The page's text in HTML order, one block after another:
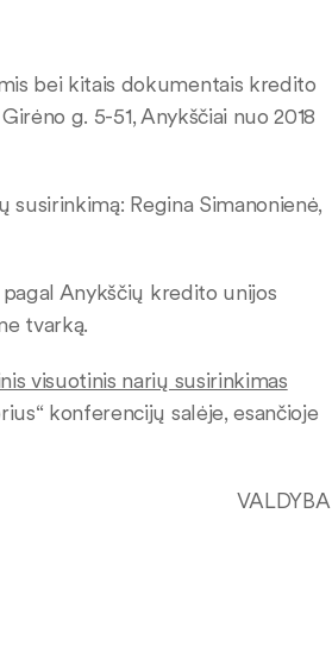
bei kitais dokumentais kredito
g. 5-51, Anykščiai nuo 2018
Regina Simanonienė,
Anykščių kredito unijos
tvarką.
visuotinis narių susirinkimas
konferencijų salėje, esančioje
VALDYBA